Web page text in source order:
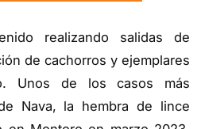
realizando salidas de
de cachorros y ejemplares
Unos de los casos más
Nava, la hembra de lince